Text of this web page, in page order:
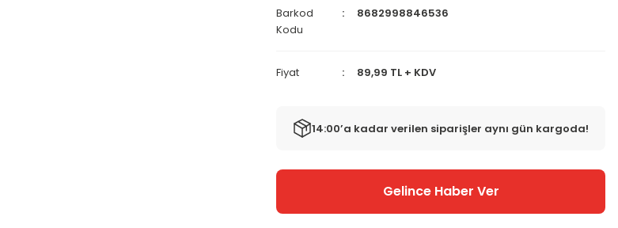
Barkod
Kodu
8682998846536
Fiyat 89,99 TL + KDV
14:00’a kadar verilen siparişler aynı gün kargoda!
Gelince Haber Ver